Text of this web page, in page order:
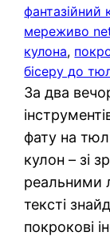
фантазійний
мереживо
кулона,
бісеру до
За два
фату на
кулон – зі
реальними
тексті
покрокові